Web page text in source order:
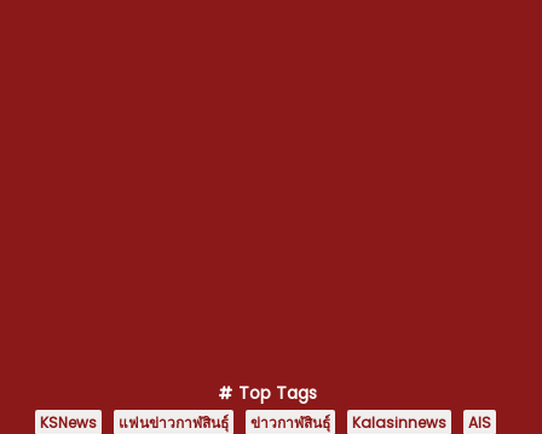
Top Tags
KSNews แฟนข่าวกาฬสินธุ์ ข่าวกาฬสินธุ์ Kalasinnews
AIS